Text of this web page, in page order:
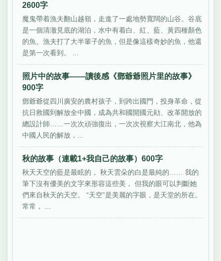
2600字
魔鬼帶着漁夫翻山越嶺，走進了一處地勢寬闊的山谷。谷底
是一個清澈見底的湖泊，水中有着白、紅、藍、黃四種顏色
的魚。漁夫打了大半輩子的魚，但是像這樣奇妙的魚，他還
是第一次看到。 ...
照片中的故事——讀後感《鄧爺爺照片里的故事》
900字
鄧爺爺從四川廣安的農村孩子，到跨出國門，投身革命，從
抗日救國到解放全中國，成為共和國開國元勛、改革開放的
總設計師……一次次頑強復出，一次次視察大江南北，他為
中國人民的解放，...
秋的故事（連載1+我自己的故事）600字
秋天天空的藍是最眩的， 秋天雲朵的白是最純的…… 我的
筆下沒有優美的文字來形容這些美， 但我的眼可以判斷她
們來自秋天的天空。 “天空”是美麗的字眼，是天堂的所在。
常常， ...